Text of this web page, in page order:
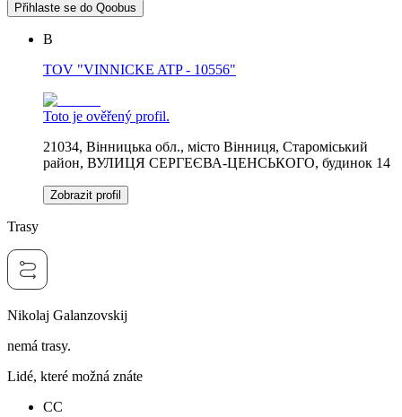
Přihlaste se do Qoobus
В
TOV "VINNICKE ATP - 10556"
Toto je ověřený profil.
21034, Вінницька обл., місто Вінниця, Староміський
район, ВУЛИЦЯ СЕРГЕЄВА-ЦЕНСЬКОГО, будинок 14
Zobrazit profil
Trasy
Nikolaj Galanzovskij
nemá trasy.
Lidé, které možná znáte
CC